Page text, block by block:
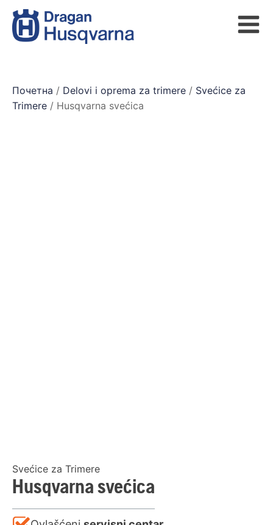
Почетна / Delovi i oprema za trimere / Svećice za
Trimere / Husqvarna svećica
Svećice za Trimere
Husqvarna svećica